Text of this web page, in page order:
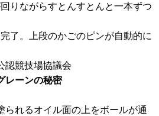
りながらすとんすとんと一本ずつ
了。上段のかごのピンが自動的に
競技場協議会
レーンの秘密
られるオイル面の上をボールが通